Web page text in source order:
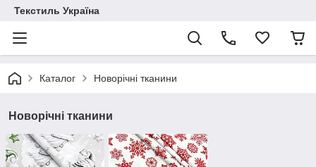
Текстиль Україна
Каталог Новорічні тканини
Новорічні тканини